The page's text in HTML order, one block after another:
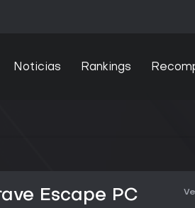
Noticias Rankings
Escape PC